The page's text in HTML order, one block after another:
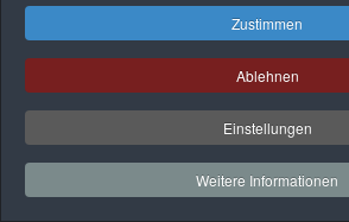
Zustimmen
Ablehnen
Einstellungen
Weitere Informationen